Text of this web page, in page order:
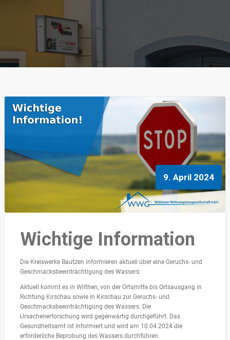
9. April 2024
Wichtige Information
Die Kreiswerke Bautzen informieren aktuell über eine Geruchs- und
Geschmacksbeeinträchtigung des Wassers:
Aktuell kommt es in Wilthen, von der Ortsmitte bis Ortsausgang in
Richtung Kirschau sowie in Kirschau zur Geruchs- und
Geschmacksbeeinträchtigung des Wassers. Die
Ursachenerforschung wird gegenwärtig durchgeführt. Das
Gesundheitsamt ist informiert und wird am 10.04.2024 die
erforderliche Beprobung des Wassers durchführen.